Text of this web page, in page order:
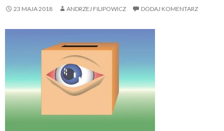
23 MAJA 2018 ANDRZEJ FILIPOWICZ DODAJ KOMENTARZ